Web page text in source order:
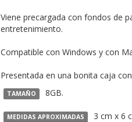
Viene precargada con fondos de
entretenimiento.
Compatible con Windows y con
Presentada en una bonita caja
TAMAÑO 8GB.
MEDIDAS APROXIMADAS 3 cm x 6